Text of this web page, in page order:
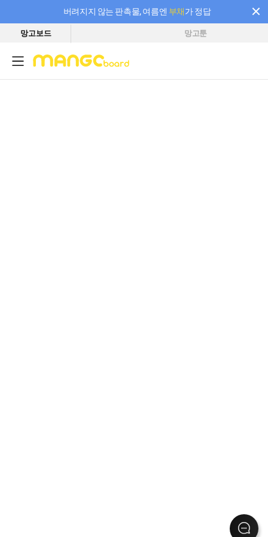
버려지지 않는 판촉물, 여름엔 부채가 정답
필요한 만큼 충전하고 끊김 없이 작업하세요! 새로워진 AI 부스터 요금제
망고보드 망고툰